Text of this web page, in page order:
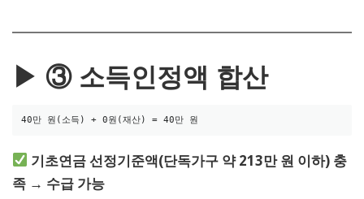
▶ ③ 소득인정액 합산
기초연금 선정기준액(단독가구 약 213만 원 이하) 충
족 → 수급 가능